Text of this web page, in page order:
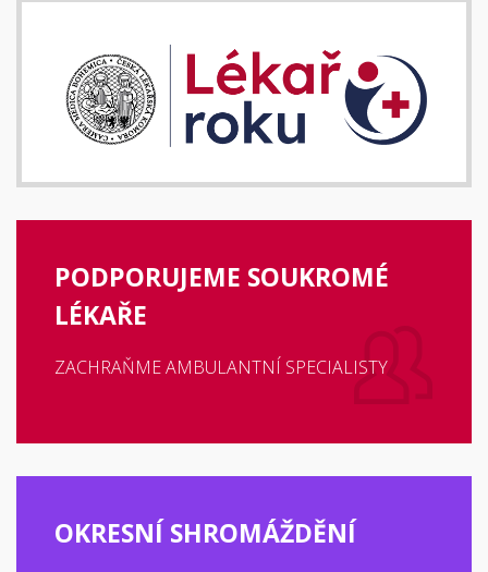
PODPORUJEME SOUKROMÉ
LÉKAŘE
ZACHRAŇME AMBULANTNÍ SPECIALISTY
OKRESNÍ SHROMÁŽDĚNÍ